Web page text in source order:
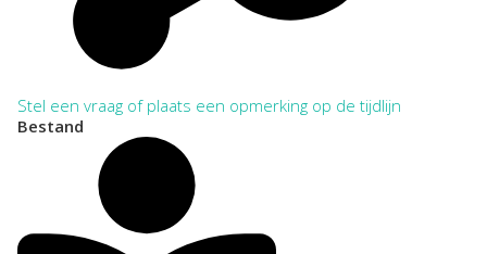
Stel een vraag of plaats een opmerking op de tijdlijn
Bestand